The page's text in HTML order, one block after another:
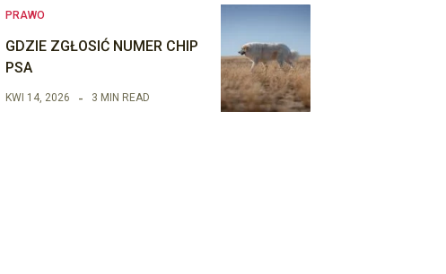
PRAWO
GDZIE ZGŁOSIĆ NUMER CHIP
PSA
KWI 14, 2026 3 MIN READ